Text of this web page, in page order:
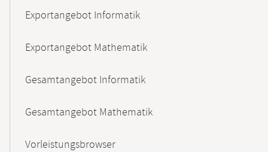
Exportangebot Informatik
Exportangebot Mathematik
Gesamtangebot Informatik
Gesamtangebot Mathematik
Vorleistungsbrowser